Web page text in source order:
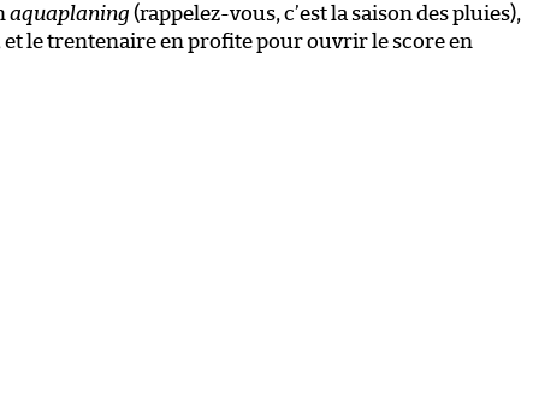
aquaplaning (rappelez-vous, c’est la saison des pluies),
le trentenaire en profite pour ouvrir le score en